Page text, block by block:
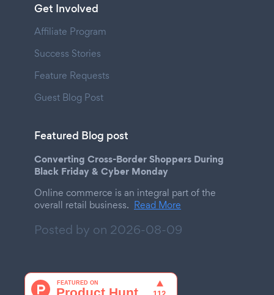
Get Involved
Affiliate Program
Success Stories
Feature Requests
Guest Blog Post
Featured Blog post
Converting Cross-Border Shoppers During
Black Friday & Cyber Monday
Online commerce is an integral part of the
overall retail business. Read More
Posted by on 2026-08-09